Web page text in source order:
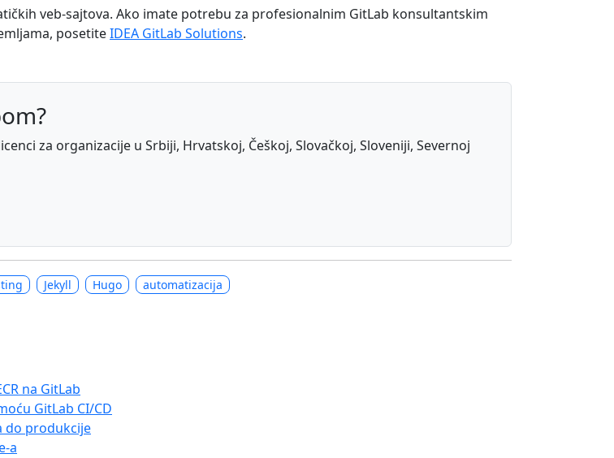
veb-sajtova. Ako imate potrebu za profesionalnim GitLab konsultantskim
posetiteIDEA GitLab Solutions.
za organizacije u Srbiji, Hrvatskoj, Češkoj, Slovačkoj, Sloveniji, Severnoj
Jekyll Hugo automatizacija
na GitLab
GitLab CI/CD
do produkcije
a